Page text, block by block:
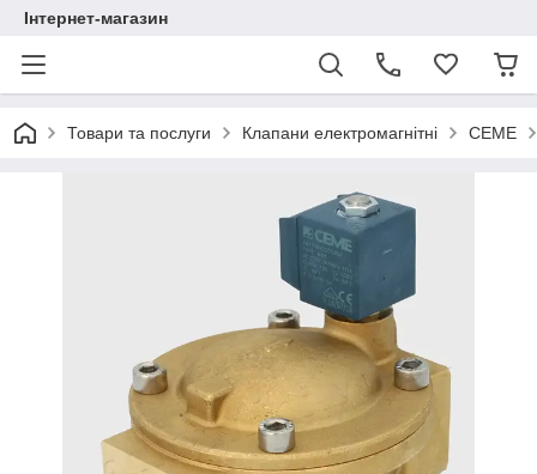
Інтернет-магазин
Товари та послуги Клапани електромагнітні CEME